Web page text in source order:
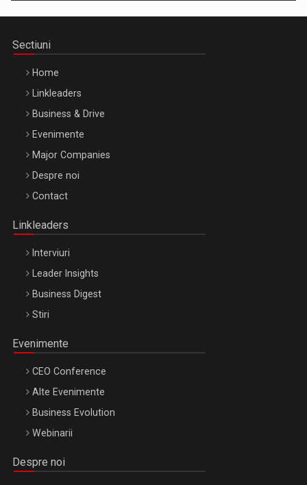
Be Inspired. Make it Happen!, ARTEMIS LETO, ORADEA, 8
Octombrie
Sectiuni
Home
Linkleaders
Business & Drive
Evenimente
Major Companies
Despre noi
Contact
Linkleaders
Interviuri
Leader Insights
Business Digest
Stiri
Evenimente
CEO Conference
Alte Evenimente
Business Evolution
Webinarii
Despre noi